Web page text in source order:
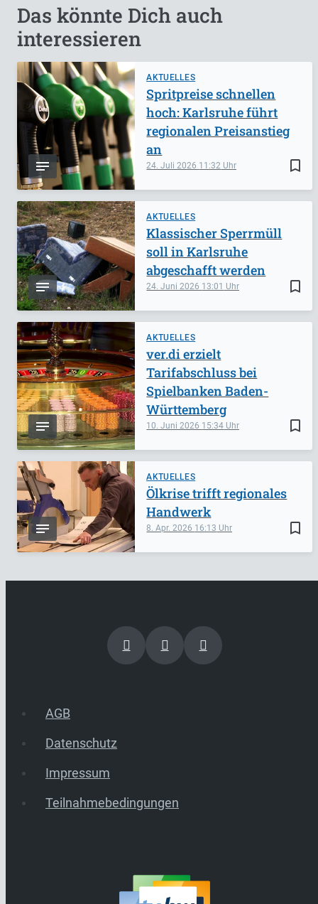
Das könnte Dich auch
interessieren
AKTUELLES
bookmark_border
24. Juli 2026 11:32
Spritpreise schnellen
hoch: Karlsruhe führt
regionalen Preisanstieg
an
AKTUELLES
bookmark_border
24. Juni 2026 13:01
Klassischer Sperrmüll
soll in Karlsruhe
abgeschafft werden
AKTUELLES
bookmark_border
10. Juni 2026 15:34
ver.di erzielt
Tarifabschluss bei
Spielbanken Baden-
Württemberg
AKTUELLES
bookmark_border
8. Apr. 2026 16:13
Ölkrise trifft regionales
Handwerk
AGB
Datenschutz
Impressum
Teilnahmebedingungen